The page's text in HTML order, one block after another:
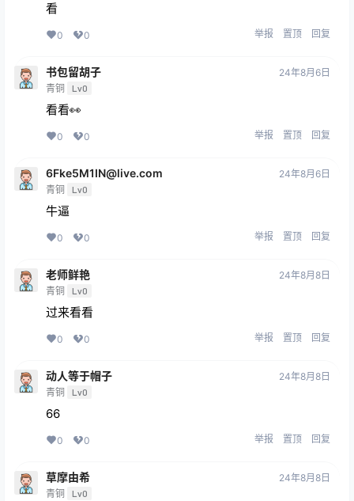
看
0 0 举报 置顶 回复
书包留胡子
青铜 Lv0
24年8月6日
看看👀
0 0 举报 置顶 回复
6Fke5M1IN@live.com
青铜 Lv0
24年8月6日
牛逼
0 0 举报 置顶 回复
老师鲜艳
青铜 Lv0
24年8月8日
过来看看
0 0 举报 置顶 回复
动人等于帽子
青铜 Lv0
24年8月8日
66
0 0 举报 置顶 回复
草摩由希
青铜 Lv0
24年8月8日